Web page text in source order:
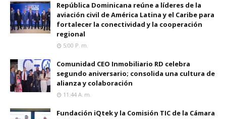
República Dominicana reúne a líderes de la
aviación civil de América Latina y el Caribe para
fortalecer la conectividad y la cooperación
regional
5:00 P. M.
Comunidad CEO Inmobiliario RD celebra
segundo aniversario; consolida una cultura de
alianza y colaboración
11:44 A. M.
Fundación iQtek y la Comisión TIC de la Cámara